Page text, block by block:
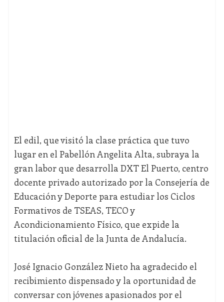
El edil, que visitó la clase práctica que tuvo
lugar en el Pabellón Angelita Alta, subraya la
gran labor que desarrolla DXT El Puerto, centro
docente privado autorizado por la Consejería de
Educación y Deporte para estudiar los Ciclos
Formativos de TSEAS, TECO y
Acondicionamiento Físico, que expide la
titulación oficial de la Junta de Andalucía.
José Ignacio González Nieto ha agradecido el
recibimiento dispensado y la oportunidad de
conversar con jóvenes apasionados por el